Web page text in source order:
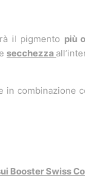
il pigmento più
secchezza
in combinazione
Booster Swiss